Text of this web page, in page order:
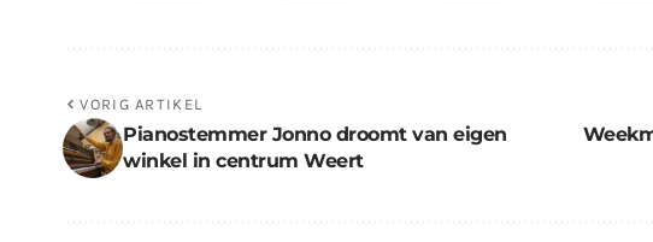
VORIG ARTIKEL
Pianostemmer Jonno droomt van eigen
winkel in centrum Weert